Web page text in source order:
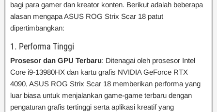
bagi para gamer dan kreator konten. Berikut adalah beberapa
alasan mengapa ASUS ROG Strix Scar 18 patut
dipertimbangkan:
1. Performa Tinggi
Prosesor dan GPU Terbaru: Ditenagai oleh prosesor Intel
Core i9-13980HX dan kartu grafis NVIDIA GeForce RTX
4090, ASUS ROG Strix Scar 18 memberikan performa yang
luar biasa untuk menjalankan game-game terbaru dengan
pengaturan grafis tertinggi serta aplikasi kreatif yang